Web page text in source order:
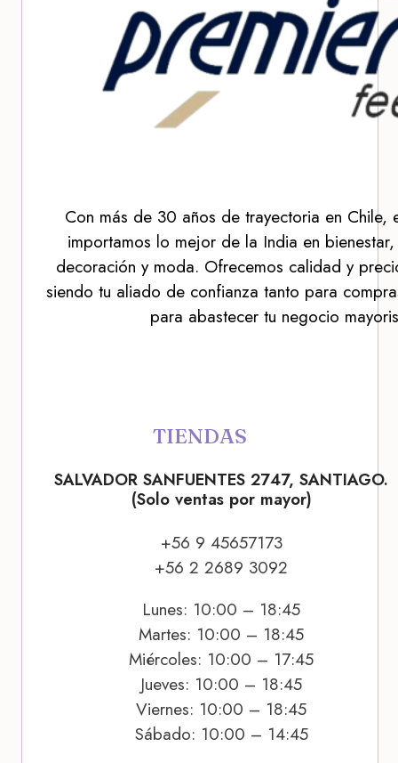
Con más de 30 años de trayectoria en Chile,
importamos lo mejor de la India en
decoración y moda. Ofrecemos calidad y
siendo tu aliado de confianza tanto para
para abastecer tu negocio
TIENDAS
SALVADOR SANFUENTES 2747, SANTIAGO.
(Solo ventas por mayor)
+56 9 45657173
+56 2 2689 3092
Lunes: 10:00 – 18:45
Martes: 10:00 – 18:45
Miércoles: 10:00 – 17:45
Jueves: 10:00 – 18:45
Viernes: 10:00 – 18:45
Sábado: 10:00 – 14:45